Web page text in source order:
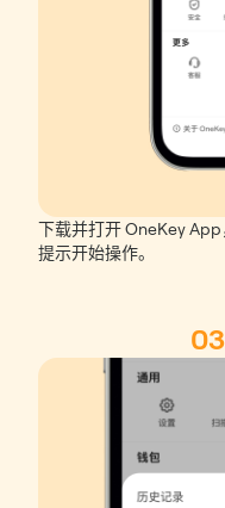
下载并打开 OneKey
提示开始操作。
03